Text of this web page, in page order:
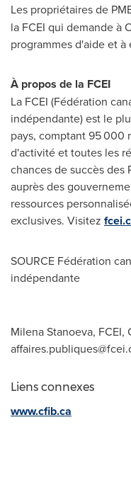
Les propriétaires de
la FCEI qui demande à
programmes d'aide et
À propos de la FCEI
La FCEI (Fédération
indépendante) est le
pays, comptant 95 000
d'activité et toutes les
chances de succès des
auprès des
ressources
exclusives. Visitez
SOURCE Fédération
indépendante
Milena Stanoeva, FCEI,
Liens connexes
www.cfib.ca